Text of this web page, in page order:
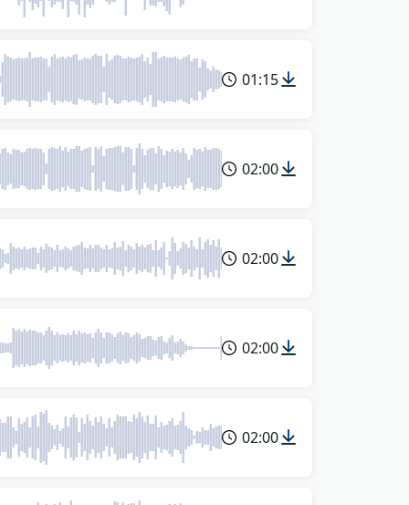
01:15
02:00
02:00
02:00
02:00